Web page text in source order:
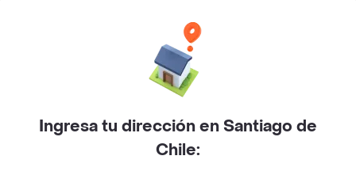
Sake fitness (10 piezas)
Roll con salmón furay, cebollín y palta
envuelto en queso crema.
$ 9780
Ingresa tu dirección en Santiago de
Chile: